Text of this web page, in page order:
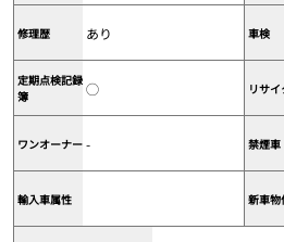
修理歴 あり 車検
定期点検記録
簿
◯ リサ
ワンオーナー - 禁煙車
輸入車属性 新車物